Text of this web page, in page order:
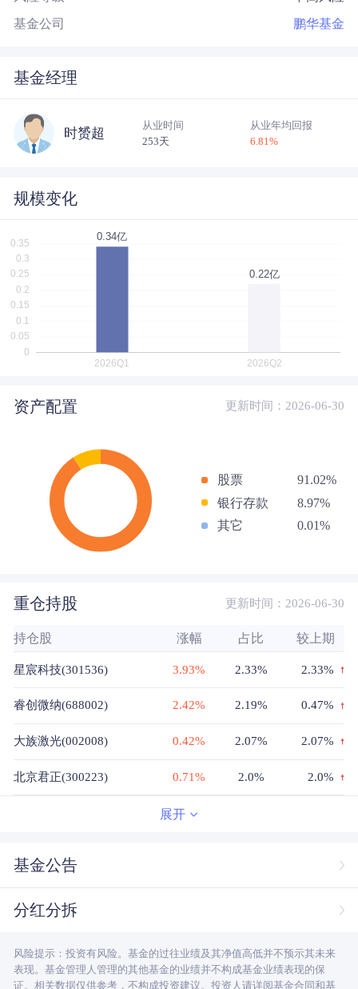
基金公司 鹏华基金
基金经理
时赟超
从业时间
253天
从业年均回报
6.81 %
规模变化
资产配置 更新时间：2026-06-30
股票
91.02%
银行存款
8.97%
其它
0.01%
重仓持股 更新时间：2026-06-30
持仓股 涨幅 占比 较上期
星宸科技(301536) 3.93% 2.33% 2.33%
睿创微纳(688002) 2.42% 2.19% 0.47%
大族激光(002008) 0.42% 2.07% 2.07%
北京君正(300223) 0.71% 2.0% 2.0%
2.70%
协创数据(300857)
宏发股份(600885) -2.07% 1.5% 1.5%
展开
基金公告
分红分拆
风险提示：投资有风险。基金的过往业绩及其净值高低并不预示其未来
表现。基金管理人管理的其他基金的业绩并不构成基金业绩表现的保
证。相关数据仅供参考，不构成投资建议。投资人请详阅基金合同和基